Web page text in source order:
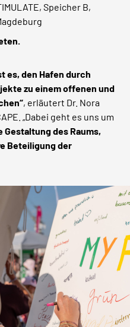
Speicher B,
es, den Hafen durch
zu einem offenen und
, erläutert Dr. Nora
„Dabei geht es uns um
des Raums,
Beteiligung der